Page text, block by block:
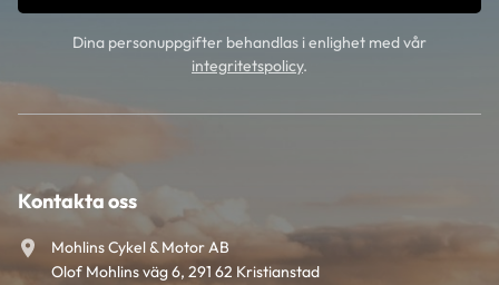
Dina personuppgifter behandlas i enlighet med vår
integritetspolicy.
Kontakta oss
Mohlins Cykel & Motor AB
Olof Mohlins väg 6, 291 62 Kristianstad